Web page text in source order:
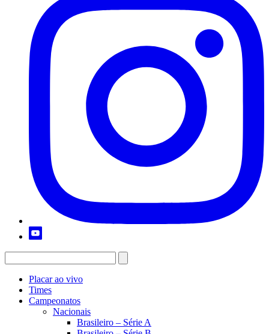
Placar ao vivo
Times
Campeonatos
Nacionais
Brasileiro – Série A